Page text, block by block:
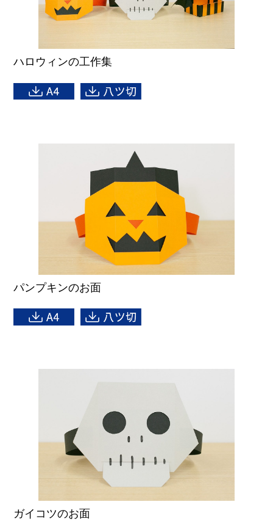
ハロウィンの工作集
パンプキンのお面
ガイコツのお面